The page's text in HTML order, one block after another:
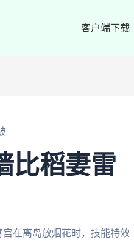
客户端下载
比稻妻雷
在离岛放烟花时，技能特效